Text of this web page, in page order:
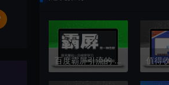
百度霸屏引流的 6 大方法，让你轻松实现被动引流